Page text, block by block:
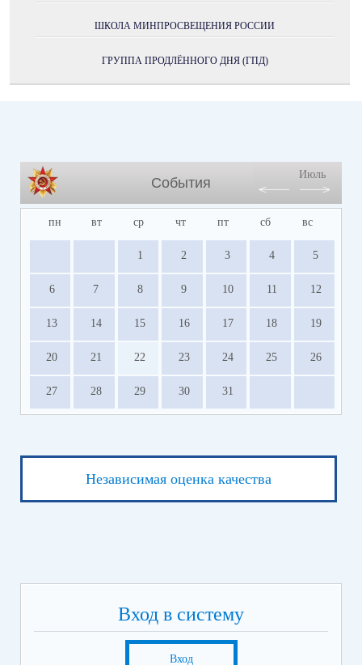
ШКОЛА МИНПРОСВЕЩЕНИЯ РОССИИ
ГРУППА ПРОДЛЁННОГО ДНЯ (ГПД)
События
Июль
пн вт ср чт пт сб вс
1 2 3 4 5
6 7 8 9 10 11 12
13 14 15 16 17 18 19
20 21 22 23 24 25 26
27 28 29 30 31
Независимая оценка качества
Вход в систему
Вход